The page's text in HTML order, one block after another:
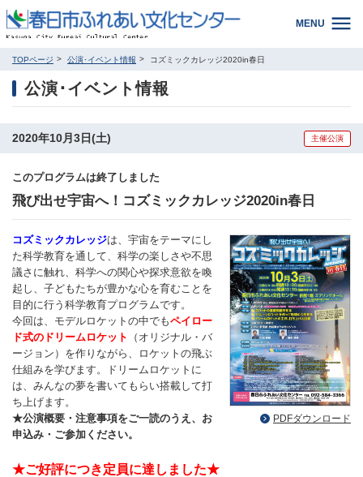
MENU
TOPページ 公演･イベント情報 コズミックカレッジ2020in春日
公演･イベント情報
2020年10月3日(土) 主催公演
このプログラムは終了しました
飛び出せ宇宙へ！コズミックカレッジ2020in春日
コズミックカレッジは、宇宙をテーマにし
た科学教育を通して、科学の楽しさや不思
議さに触れ、科学への関心や探求意欲を喚
起し、子どもたちが豊かな心を育むことを
目的に行う科学教育プログラムです。
今回は、モデルロケットの中でもペイロー
ド式のドリームロケット
（オリジナル・バ
ージョン）を作りながら、ロケットの飛ぶ
仕組みを学びます。ドリームロケットに
は、みんなの夢を書いてもらい搭載して打
ち上げます。
★公演概要・注意事項をご一読のうえ、お
申込み・ご参加ください。
★ご好評につき定員に達しました★
PDFダウンロード